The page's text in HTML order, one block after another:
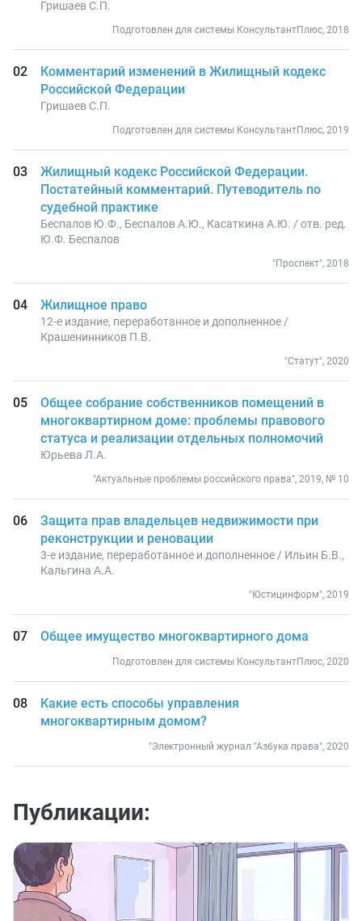
Гришаев С.П.
Подготовлен для системы КонсультантПлюс, 2018
Комментарий изменений в Жилищный кодекс
Российской Федерации
Гришаев С.П.
Подготовлен для системы КонсультантПлюс, 2019
Жилищный кодекс Российской Федерации.
Постатейный комментарий. Путеводитель по
судебной практике
Беспалов Ю.Ф., Беспалов А.Ю., Касаткина А.Ю. / отв. ред.
Ю.Ф. Беспалов
"Проспект", 2018
Жилищное право
12-е издание, переработанное и дополненное /
Крашенинников П.В.
"Статут", 2020
Общее собрание собственников помещений в
многоквартирном доме: проблемы правового
статуса и реализации отдельных полномочий
Юрьева Л.А.
"Актуальные проблемы российского права", 2019, № 10
Защита прав владельцев недвижимости при
реконструкции и реновации
3-е издание, переработанное и дополненное / Ильин Б.В.,
Кальгина А.А.
"Юстицинформ", 2019
Общее имущество многоквартирного дома
Подготовлен для системы КонсультантПлюс, 2020
Какие есть способы управления
многоквартирным домом?
"Электронный журнал "Азбука права", 2020
Публикации: